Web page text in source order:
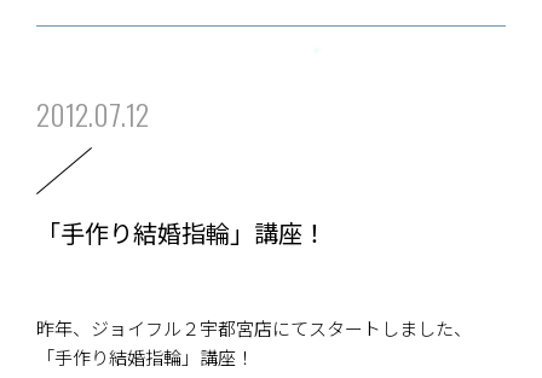
2012.07.12
「手作り結婚指輪」講座！
昨年、ジョイフル２宇都宮店にてスタートしました、
「手作り結婚指輪」講座！